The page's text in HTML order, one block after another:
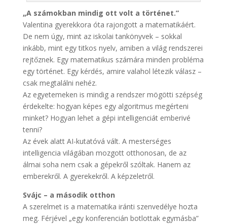
„A számokban mindig ott volt a történet.”
Valentina gyerekkora óta rajongott a matematikáért.
De nem úgy, mint az iskolai tankönyvek – sokkal
inkább, mint egy titkos nyelv, amiben a világ rendszerei
rejtőznek. Egy matematikus számára minden probléma
egy történet. Egy kérdés, amire valahol létezik válasz –
csak megtalálni nehéz.
Az egyetemeken is mindig a rendszer mögötti szépség
érdekelte: hogyan képes egy algoritmus megérteni
minket? Hogyan lehet a gépi intelligenciát emberivé
tenni?
Az évek alatt AI-kutatóvá vált. A mesterséges
intelligencia világában mozgott otthonosan, de az
álmai soha nem csak a gépekről szóltak. Hanem az
emberekről. A gyerekekről. A képzeletről.
Svájc – a második otthon
A szerelmet is a matematika iránti szenvedélye hozta
meg. Férjével „egy konferencián botlottak egymásba”